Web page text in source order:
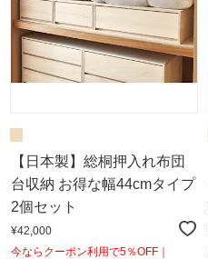
【日本製】総桐押入れ布団
台収納 お得な幅44cmタイプ
2個セット
¥42,000
今ならクーポン利用で5％OFF｜